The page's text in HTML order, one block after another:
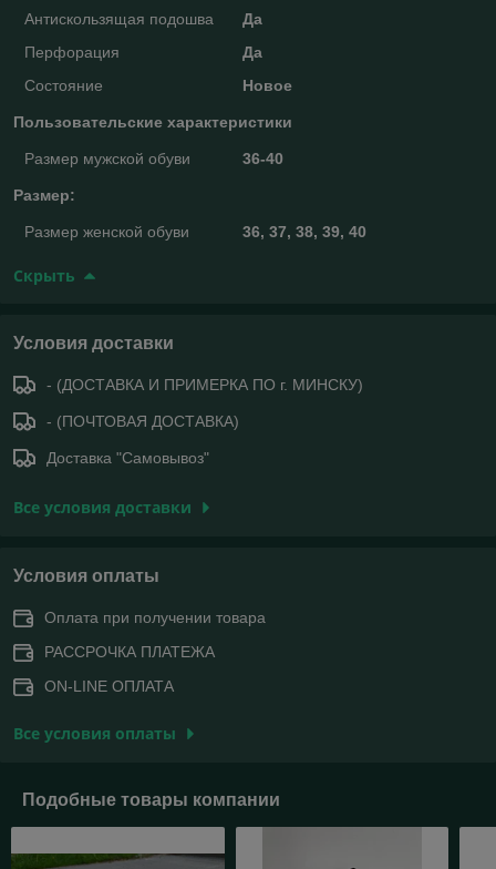
Антискользящая подошва
Да
Перфорация
Да
Состояние
Новое
Пользовательские характеристики
Размер мужской обуви 36-40
Размер:
Размер женской обуви 36, 37, 38, 39, 40
Скрыть
Условия доставки
- (ДОСТАВКА И ПРИМЕРКА ПО г. МИНСКУ)
- (ПОЧТОВАЯ ДОСТАВКА)
Доставка "Самовывоз"
Все условия доставки
Условия оплаты
Оплата при получении товара
РАССРОЧКА ПЛАТЕЖА
ON-LINE ОПЛАТА
Все условия оплаты
Подобные товары компании